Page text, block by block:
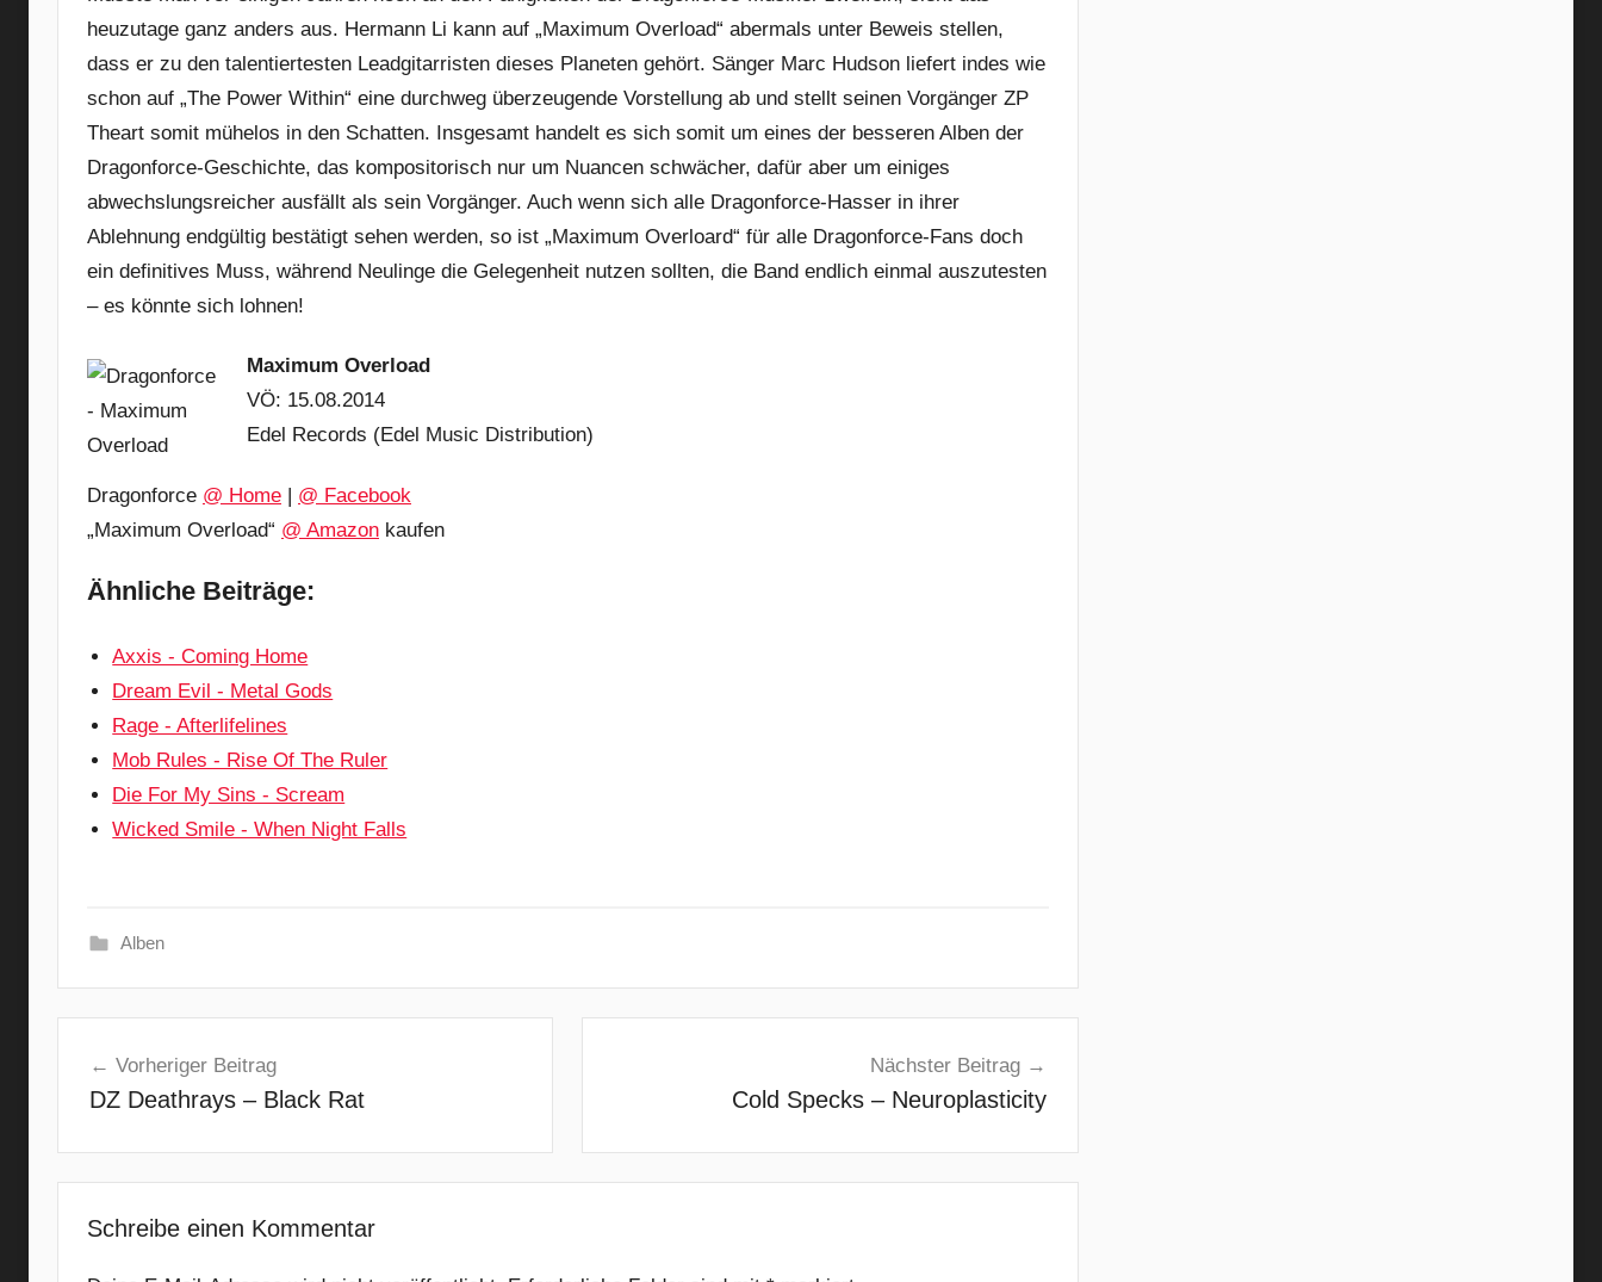
heuzutage ganz anders aus. Hermann Li kann auf „Maximum Overload“ abermals unter Beweis stellen,
dass er zu den talentiertesten Leadgitarristen dieses Planeten gehört. Sänger Marc Hudson liefert indes wie
schon auf „The Power Within“ eine durchweg überzeugende Vorstellung ab und stellt seinen Vorgänger ZP
Theart somit mühelos in den Schatten. Insgesamt handelt es sich somit um eines der besseren Alben der
Dragonforce-Geschichte, das kompositorisch nur um Nuancen schwächer, dafür aber um einiges
abwechslungsreicher ausfällt als sein Vorgänger. Auch wenn sich alle Dragonforce-Hasser in ihrer
Ablehnung endgültig bestätigt sehen werden, so ist „Maximum Overloard“ für alle Dragonforce-Fans doch
ein definitives Muss, während Neulinge die Gelegenheit nutzen sollten, die Band endlich einmal auszutesten
– es könnte sich lohnen!
Maximum Overload
VÖ: 15.08.2014
Edel Records (Edel Music Distribution)
Dragonforce @ Home | @ Facebook
„Maximum Overload“ @ Amazon kaufen
Ähnliche Beiträge:
Axxis - Coming Home
Dream Evil - Metal Gods
Rage - Afterlifelines
Mob Rules - Rise Of The Ruler
Die For My Sins - Scream
Wicked Smile - When Night Falls
Alben
a
g
o
Vorheriger Beitrag
DZ Deathrays – Black Rat
Nächster Beitrag
Cold Specks – Neuroplasticity
Schreibe einen Kommentar